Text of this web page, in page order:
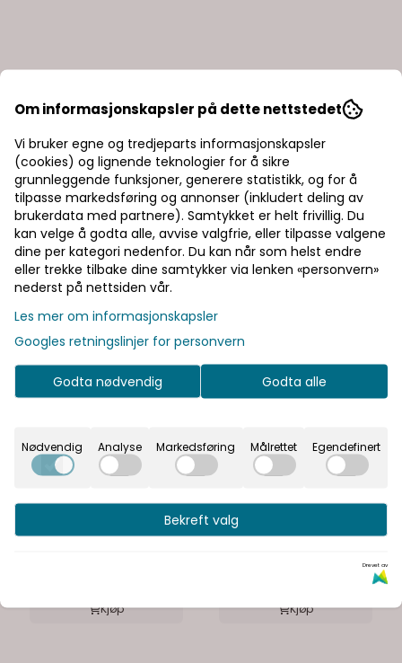
Haven WC/2 51 cm
veggtoalett inkl.sete
Kjøp
Haven Lampe L2.05 -
Speil
Kjøp
Om informasjonskapsler på dette nettstedet
Vi bruker egne og tredjeparts informasjonskapsler
(cookies) og lignende teknologier for å sikre
grunnleggende funksjoner, generere statistikk, og for å
tilpasse markedsføring og annonser (inkludert deling av
brukerdata med partnere). Samtykket er helt frivillig. Du
kan velge å godta alle, avvise valgfrie, eller tilpasse valgene
dine per kategori nedenfor. Du kan når som helst endre
eller trekke tilbake dine samtykker via lenken «personvern»
nederst på nettsiden vår.
Les mer om informasjonskapsler
Googles retningslinjer for personvern
Godta nødvendig Godta alle
Nødvendig Analyse Markedsføring Målrettet Egendefinert
Bekreft valg
Drevet av